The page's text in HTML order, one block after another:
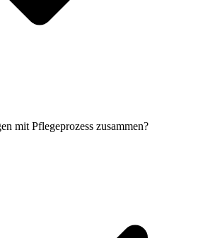
mit Pflegeprozess zusammen?